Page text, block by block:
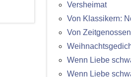
Versheimat
Von Klassikern:
Von
Wenn Liebe
Wenn Liebe